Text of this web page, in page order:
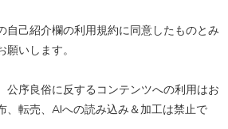
己紹介欄の利用規約に同意したものとみ
いします。
公序良俗に反するコンテンツへの利用はお
、転売、AIへの読み込み＆加工は禁止で